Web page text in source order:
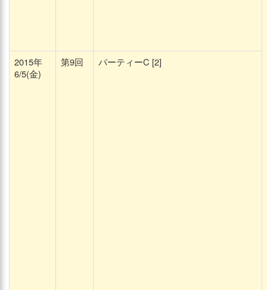
2015年
6/5(金)
第9回 パーティーC [2]